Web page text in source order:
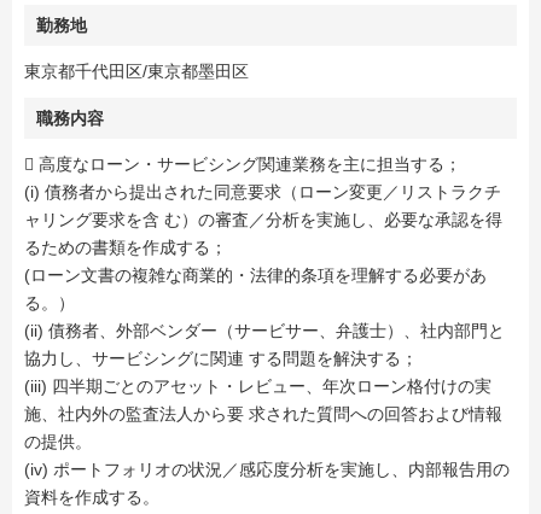
勤務地
東京都千代田区/東京都墨田区
職務内容
 高度なローン・サービシング関連業務を主に担当する；
(i) 債務者から提出された同意要求（ローン変更／リストラクチ
ャリング要求を含 む）の審査／分析を実施し、必要な承認を得
るための書類を作成する；
(ローン文書の複雑な商業的・法律的条項を理解する必要があ
る。）
(ii) 債務者、外部ベンダー（サービサー、弁護士）、社内部門と
協力し、サービシングに関連 する問題を解決する；
(iii) 四半期ごとのアセット・レビュー、年次ローン格付けの実
施、社内外の監査法人から要 求された質問への回答および情報
の提供。
(iv) ポートフォリオの状況／感応度分析を実施し、内部報告用の
資料を作成する。